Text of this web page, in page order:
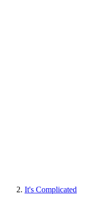
It's Complicated